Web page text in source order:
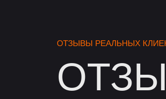
ОТЗЫВЫ РЕАЛЬНЫХ